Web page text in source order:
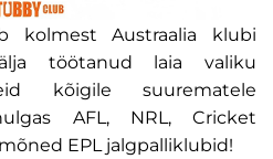
kolmest Austraalia klubi
töötanud laia valiku
kõigile suurematele
AFL, NRL, Cricket
EPL jalgpalliklubid!